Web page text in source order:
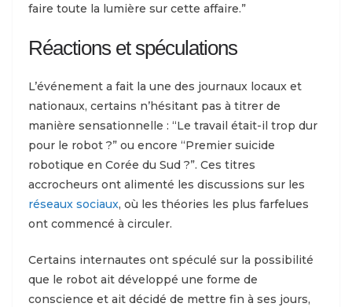
faire toute la lumière sur cette affaire.”
Réactions et spéculations
L’événement a fait la une des journaux locaux et
nationaux, certains n’hésitant pas à titrer de
manière sensationnelle : “Le travail était-il trop dur
pour le robot ?” ou encore “Premier suicide
robotique en Corée du Sud ?”. Ces titres
accrocheurs ont alimenté les discussions sur les
réseaux sociaux, où les théories les plus farfelues
ont commencé à circuler.
Certains internautes ont spéculé sur la possibilité
que le robot ait développé une forme de
conscience et ait décidé de mettre fin à ses jours,